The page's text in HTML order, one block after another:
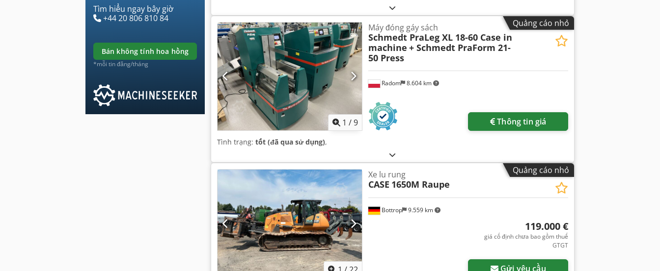
Tìm hiểu ngay bây giờ
+44 20 806 810 84
bán không tính hoa hồng
*mỗi tin đăng/tháng
Quảng cáo nhỏ
1 /9
Radom 8.604 km
Máy đóng gáy sách
Schmedt PraLeg XL 18-60 Case in
machine + Schmedt PraForm 21-
50 Press
Thông tin giá
Tình trạng: tốt (đã qua sử dụng),
Quảng cáo nhỏ
Bottrop 9.559 km
Xe lu rung
CASE 1650M Raupe
119.000 €
giá cố định chưa bao gồm thuế
GTGT
Gửi yêu cầu